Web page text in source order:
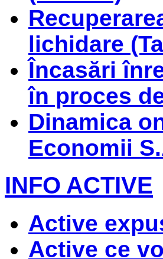
lichidare
Încasări
în proces
Dinamica
Economii
INFO ACTIVE
Active
Active ce